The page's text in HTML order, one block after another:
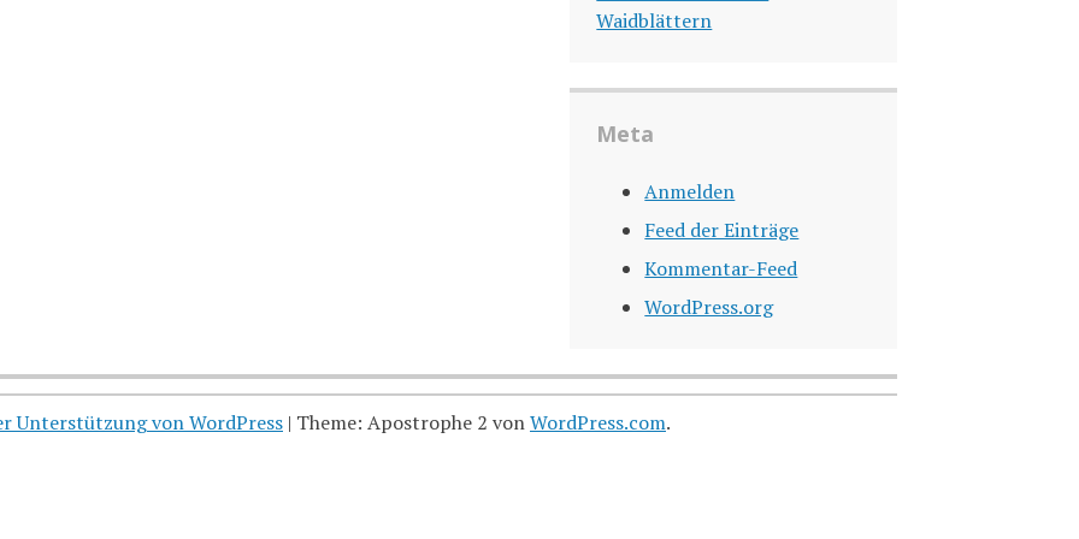
Waidblättern
Meta
Anmelden
Feed der Einträge
Kommentar-Feed
WordPress.org
Unterstützung von WordPress | Theme: Apostrophe 2 vonWordPress.com.